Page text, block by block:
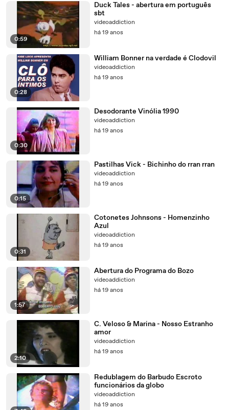
0:59
Duck Tales - abertura em português
sbt
videoaddiction
há 19 anos
0:28
William Bonner na verdade é Clodovil
videoaddiction
há 19 anos
0:30
Desodorante Vinólia 1990
videoaddiction
há 19 anos
0:15
Pastilhas Vick - Bichinho do rran rran
videoaddiction
há 19 anos
0:31
Cotonetes Johnsons - Homenzinho
Azul
videoaddiction
há 19 anos
1:57
Abertura do Programa do Bozo
videoaddiction
há 19 anos
2:10
C. Veloso & Marina - Nosso Estranho
amor
videoaddiction
há 19 anos
Redublagem do Barbudo Escroto
funcionários da globo
videoaddiction
há 19 anos